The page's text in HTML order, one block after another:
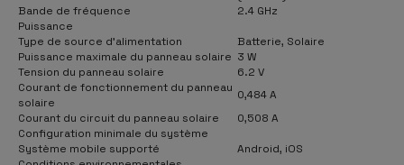
Bande de fréquence
2.4 GHz
Puissance
Type de source d'alimentation
Batterie, Solaire
Puissance maximale du panneau solaire 3 W
Tension du panneau solaire
6.2 V
Courant de fonctionnement du panneau
solaire
0,484 A
Courant du circuit du panneau solaire
0,508 A
Configuration minimale du système
Système mobile supporté
Android, iOS